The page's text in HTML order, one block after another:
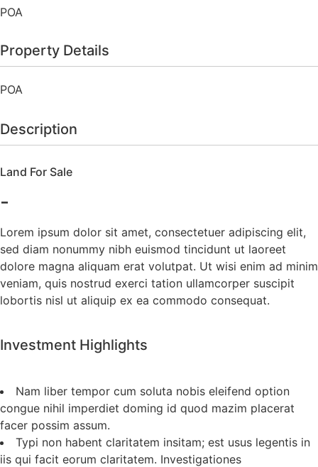
POA
Property Details
POA
Description
Land For Sale
-
Lorem ipsum dolor sit amet, consectetuer adipiscing elit,
sed diam nonummy nibh euismod tincidunt ut laoreet
dolore magna aliquam erat volutpat. Ut wisi enim ad minim
veniam, quis nostrud exerci tation ullamcorper suscipit
lobortis nisl ut aliquip ex ea commodo consequat.
Investment Highlights
Nam liber tempor cum soluta nobis eleifend option
congue nihil imperdiet doming id quod mazim placerat
facer possim assum.
Typi non habent claritatem insitam; est usus legentis in
iis qui facit eorum claritatem. Investigationes